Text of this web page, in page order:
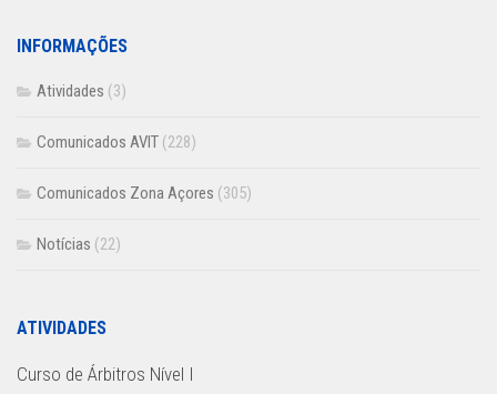
INFORMAÇÕES
Atividades (3)
Comunicados AVIT (228)
Comunicados Zona Açores (305)
Notícias (22)
ATIVIDADES
Curso de Árbitros Nível I